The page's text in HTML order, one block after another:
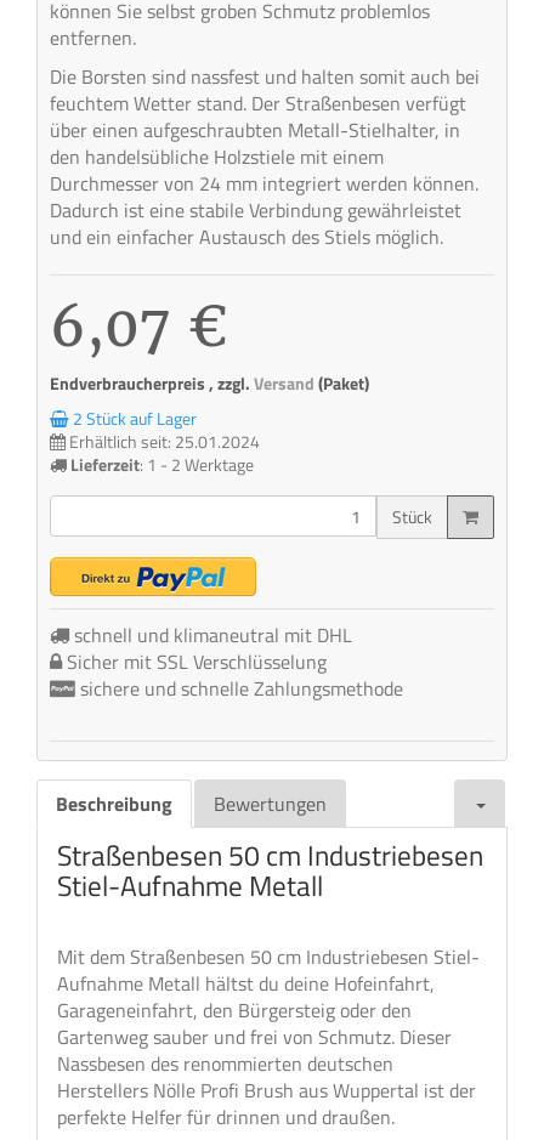
können Sie selbst groben Schmutz problemlos
entfernen.
Die Borsten sind nassfest und halten somit auch bei
feuchtem Wetter stand. Der Straßenbesen verfügt
über einen aufgeschraubten Metall-Stielhalter, in
den handelsübliche Holzstiele mit einem
Durchmesser von 24 mm integriert werden können.
Dadurch ist eine stabile Verbindung gewährleistet
und ein einfacher Austausch des Stiels möglich.
6,07 €
Endverbraucherpreis , zzgl.Versand(Paket)
2 Stück auf Lager
Erhältlich seit: 25.01.2024
Lieferzeit: 1 - 2 Werktage
Stück
schnell und klimaneutral mit DHL
Sicher mit SSL Verschlüsselung
sichere und schnelle Zahlungsmethode
Beschreibung Bewertungen
Straßenbesen 50 cm Industriebesen
Stiel-Aufnahme Metall
Mit dem Straßenbesen 50 cm Industriebesen Stiel-
Aufnahme Metall hältst du deine Hofeinfahrt,
Garageneinfahrt, den Bürgersteig oder den
Gartenweg sauber und frei von Schmutz. Dieser
Nassbesen des renommierten deutschen
Herstellers Nölle Profi Brush aus Wuppertal ist der
perfekte Helfer für drinnen und draußen.